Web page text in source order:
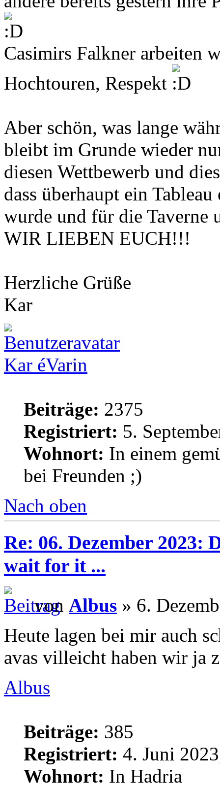
Casimirs Falkner arbeiten
Hochtouren, Respekt
Aber schön, was lange
bleibt im Grunde wieder
diesen Wettbewerb und
dass überhaupt ein
wurde und für die Taverne
WIR LIEBEN EUCH!!!
Herzliche Grüße
Kar
Kar éVarin
Beiträge: 2375
Registriert: 5.
Wohnort: In einem
bei Freunden ;)
Nach oben
Re: 06. Dezember 2023:
wait for it ...
von Albus » 6.
Heute lagen bei mir auch
avas villeicht haben wir ja
Albus
Beiträge: 385
Registriert: 4. Juni
Wohnort: In Hadria